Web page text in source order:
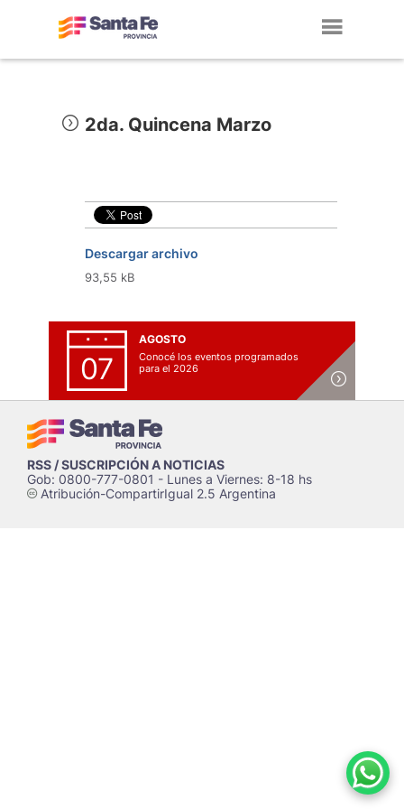
2da. Quincena Marzo
Descargar archivo
93,55 kB
07
AGOSTO
Conocé los eventos programados
para el 2026
RSS / SUSCRIPCIÓN A NOTICIAS
Gob: 0800-777-0801 - Lunes a Viernes: 8-18 hs
cAtribución-CompartirIgual 2.5 Argentina